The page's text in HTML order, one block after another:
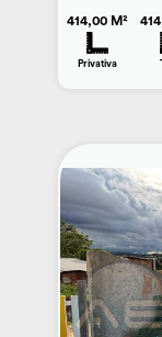
414,00 M²
Privativa